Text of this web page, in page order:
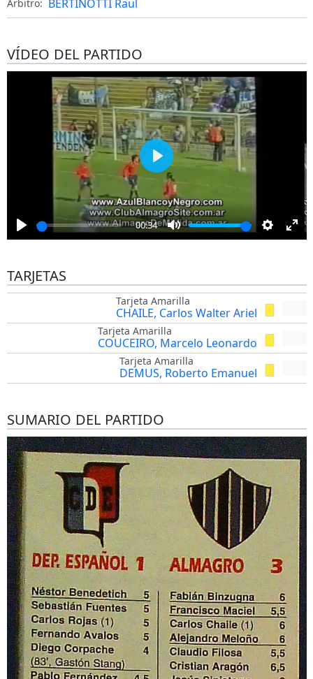
Árbitro: BERTINOTTI Raul
VÍDEO DEL PARTIDO
Play
00:34
Mute Settings
Play
TARJETAS
Tarjeta Amarilla
CHAILE, Carlos Walter Ariel
Tarjeta Amarilla
COUCEIRO, Marcelo Leonardo
Tarjeta Amarilla
DEMUS, Roberto Emanuel
SUMARIO DEL PARTIDO